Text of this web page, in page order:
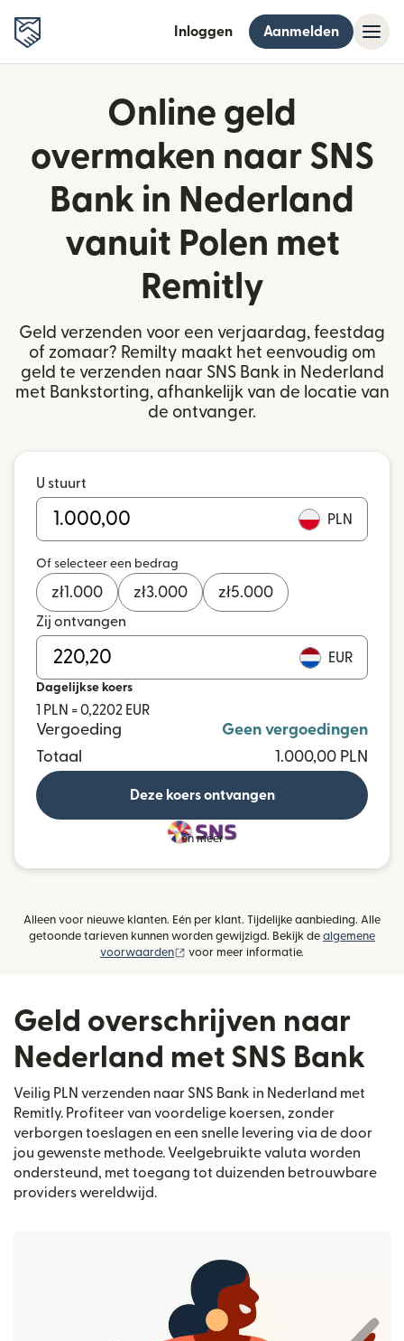
Inloggen Aanmelden
Online geld
overmaken naar SNS
Bank in Nederland
vanuit Polen met
Remitly
Geld verzenden voor een verjaardag, feestdag
of zomaar? Remilty maakt het eenvoudig om
geld te verzenden naar SNS Bank in Nederland
met Bankstorting, afhankelijk van de locatie van
de ontvanger.
U stuurt
PLN
Of selecteer een bedrag
zł1.000 zł3.000 zł5.000
Zij ontvangen
EUR
Dagelijkse koers
1 PLN = 0,2202 EUR
Vergoeding
Geen vergoedingen
Totaal
1.000,00 PLN
Deze koers ontvangen
en meer
Alleen voor nieuwe klanten. Eén per klant. Tijdelijke aanbieding. Alle
getoonde tarieven kunnen worden gewijzigd. Bekijk de algemene
voorwaarden
(wordt geopend in een nieuw venster)
voor meer informatie.
Geld overschrijven naar
Nederland met SNS Bank
Veilig PLN verzenden naar SNS Bank in Nederland met
Remitly. Profiteer van voordelige koersen, zonder
verborgen toeslagen en een snelle levering via de door
jou gewenste methode. Veelgebruikte valuta worden
ondersteund, met toegang tot duizenden betrouwbare
providers wereldwijd.